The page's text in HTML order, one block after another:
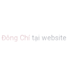
Đông Chítại website